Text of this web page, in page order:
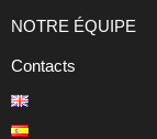
NOTRE ÉQUIPE
Contacts